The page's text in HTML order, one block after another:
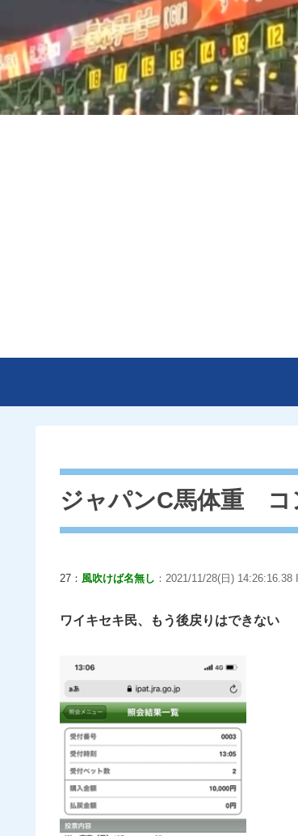
ジャパンC馬体重 コ
27： 風吹けば名無し ：2021/11/28(日)
ワイキセキ民、もう後戻りはできない